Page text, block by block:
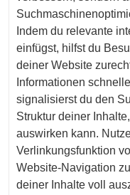
Indem du relevante
einfügst, hilfst du
deiner Website
Informationen
signalisierst du den
Struktur deiner
auswirken kann.
Verlinkungsfunktion
Website-Navigation
deiner Inhalte voll